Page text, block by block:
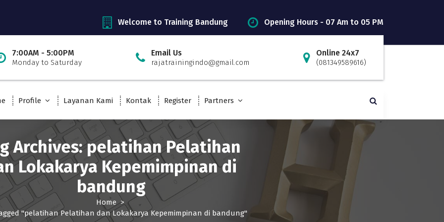
Welcome to Training Bandung Opening Hours - 07 Am to 05 PM
7:00AM - 5:00PM
Monday to Saturday
Email Us
rajatrainingindo@gmail.com
Online 24x7
(081349589616)
Profile Layanan Kami Kontak Register Partners
Archives: pelatihan Pelatihan
Lokakarya Kepemimpinan di
bandung
Home>
"pelatihan Pelatihan dan Lokakarya Kepemimpinan di bandung"